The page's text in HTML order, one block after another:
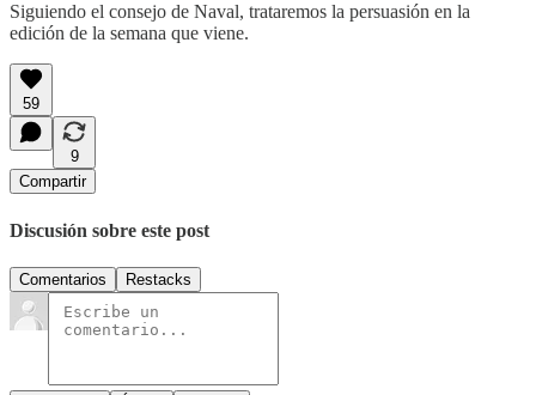
Siguiendo el consejo de Naval, trataremos la persuasión en la
edición de la semana que viene.
59
9
Compartir
Discusión sobre este post
Comentarios Restacks